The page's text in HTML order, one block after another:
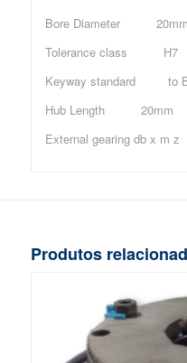
Bore Diameter 20mm
Tolerance class H7
Keyway standard to
Hub Length 20mm
External gearing db x
Produtos